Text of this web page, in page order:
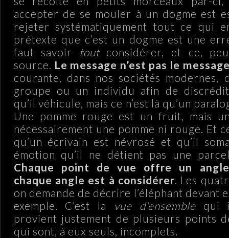
accepter de se mouler à un dogme est
rejeter systématiquement tout ce qui
prétexte que c’est un dogme est une
faut savoir
toutconsidérer, et ce,
source. Le message n’est pas le
courante, dans nos sociétés modernes,
groupe ou un individu afin de
qu’il véhicule, mais ce n’est là qu’un
Une pomme rouge est un fruit, mais
nécessairement une pomme ni rouge. Et
qu’un écrivain est névrosé et qu’il
émotion qu’il ne détient pas une
Chaque point de vue offre un
chaque angle est à considérer . Les
on demande de décrire l’éléphant devant
exemple. C’est la
vue d’ensemblequi
provient justement de plusieurs points
qui sont, à eux seuls, incomplets.